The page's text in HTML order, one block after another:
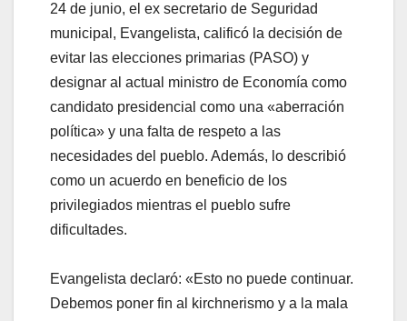
24 de junio, el ex secretario de Seguridad
municipal, Evangelista, calificó la decisión de
evitar las elecciones primarias (PASO) y
designar al actual ministro de Economía como
candidato presidencial como una «aberración
política» y una falta de respeto a las
necesidades del pueblo. Además, lo describió
como un acuerdo en beneficio de los
privilegiados mientras el pueblo sufre
dificultades.
Evangelista declaró: «Esto no puede continuar.
Debemos poner fin al kirchnerismo y a la mala